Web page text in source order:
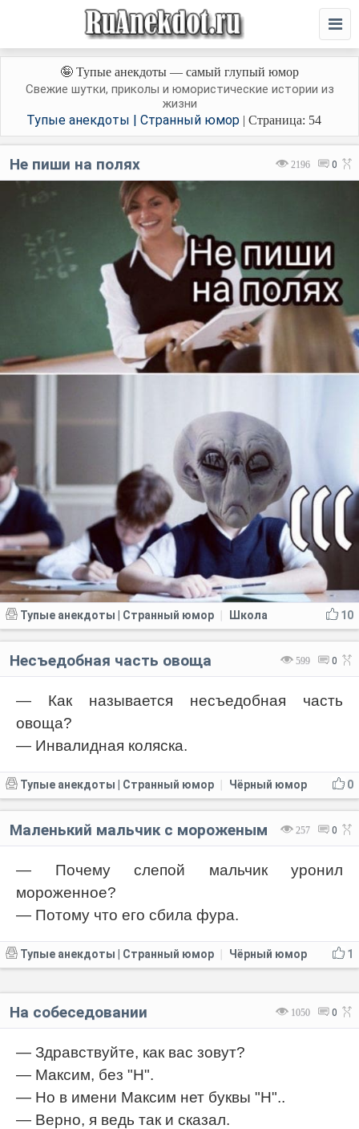
🤪 Тупые анекдоты — самый глупый юмор
Свежие шутки, приколы и юмористические истории из
жизни
Тупые анекдоты | Странный юмор| Страница: 54
2196 0
Не пиши на полях
10
Тупые анекдоты | Странный юмор Школа
599 0
Несъедобная часть овоща
— Как называется несъедобная часть
овоща?
— Инвалидная коляска.
0
Тупые анекдоты | Странный юмор Чёрный юмор
257 0
Маленький мальчик с мороженым
— Почему слепой мальчик уронил
мороженное?
— Потому что его сбилa фура.
1
Тупые анекдоты | Странный юмор Чёрный юмор
1050 0
На собеседовании
— Здравствуйте, как вас зовут?
— Максим, без "Н".
— Но в имени Максим нет буквы "Н"..
— Верно, я ведь так и сказал.